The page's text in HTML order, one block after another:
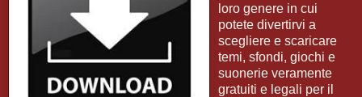
loro genere in cui
potete divertirvi a
scegliere e scaricare
temi, sfondi, giochi e
suonerie veramente
gratuiti e legali per il